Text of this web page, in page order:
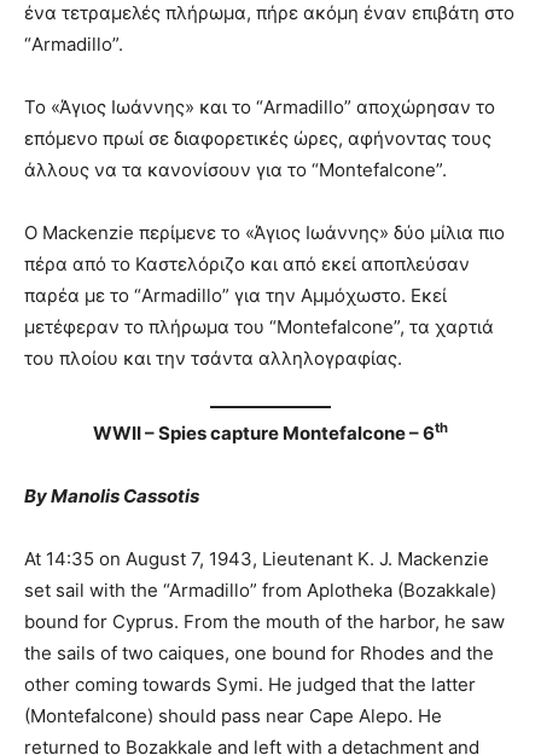
ένα τετραμελές πλήρωμα, πήρε ακόμη έναν επιβάτη στο
“Armadillo”.
Το «Άγιος Ιωάννης» και το “Armadillo” αποχώρησαν το
επόμενο πρωί σε διαφορετικές ώρες, αφήνοντας τους
άλλους να τα κανονίσουν για το “Montefalcone”.
Ο Mackenzie περίμενε το «Άγιος Ιωάννης» δύο μίλια πιο
πέρα από το Καστελόριζο και από εκεί αποπλεύσαν
παρέα με το “Armadillo” για την Αμμόχωστο. Εκεί
μετέφεραν το πλήρωμα του “Montefalcone”, τα χαρτιά
του πλοίου και την τσάντα αλληλογραφίας.
WWII – Spies capture Montefalcone – 6th
By Manolis Cassotis
At 14:35 on August 7, 1943, Lieutenant K. J. Mackenzie
set sail with the “Armadillo” from Aplotheka (Bozakkale)
bound for Cyprus. From the mouth of the harbor, he saw
the sails of two caiques, one bound for Rhodes and the
other coming towards Symi. He judged that the latter
(Montefalcone) should pass near Cape Alepo. He
returned to Bozakkale and left with a detachment and